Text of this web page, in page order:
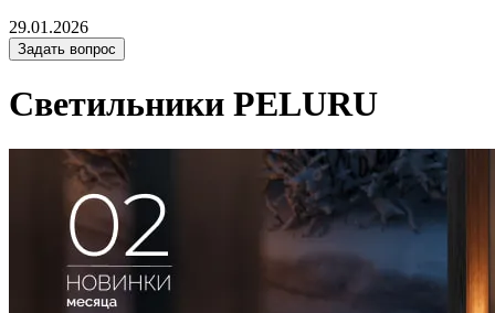
29.01.2026
Задать вопрос
Светильники PELURU